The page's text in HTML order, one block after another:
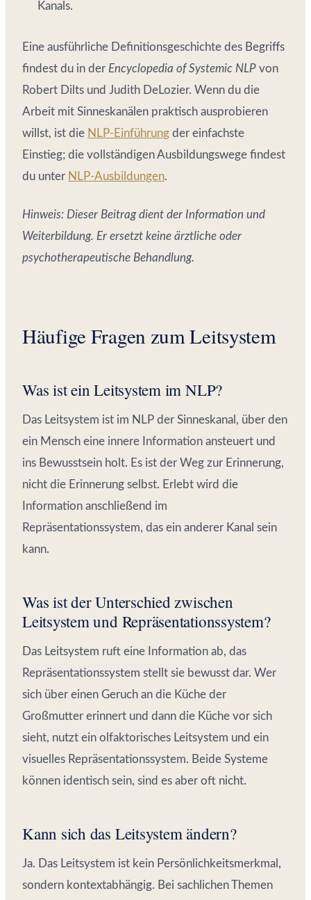
Kanals.
Eine ausführliche Definitionsgeschichte des Begriffs
findest du in der Encyclopedia of Systemic NLP von
Robert Dilts und Judith DeLozier. Wenn du die
Arbeit mit Sinneskanälen praktisch ausprobieren
willst, ist die NLP-Einführung der einfachste
Einstieg; die vollständigen Ausbildungswege findest
du unter NLP-Ausbildungen.
Hinweis: Dieser Beitrag dient der Information und
Weiterbildung. Er ersetzt keine ärztliche oder
psychotherapeutische Behandlung.
Häufige Fragen zum Leitsystem
Was ist ein Leitsystem im NLP?
Das Leitsystem ist im NLP der Sinneskanal, über den
ein Mensch eine innere Information ansteuert und
ins Bewusstsein holt. Es ist der Weg zur Erinnerung,
nicht die Erinnerung selbst. Erlebt wird die
Information anschließend im
Repräsentationssystem, das ein anderer Kanal sein
kann.
Was ist der Unterschied zwischen
Leitsystem und Repräsentationssystem?
Das Leitsystem ruft eine Information ab, das
Repräsentationssystem stellt sie bewusst dar. Wer
sich über einen Geruch an die Küche der
Großmutter erinnert und dann die Küche vor sich
sieht, nutzt ein olfaktorisches Leitsystem und ein
visuelles Repräsentationssystem. Beide Systeme
können identisch sein, sind es aber oft nicht.
Kann sich das Leitsystem ändern?
Ja. Das Leitsystem ist kein Persönlichkeitsmerkmal,
sondern kontextabhängig. Bei sachlichen Themen